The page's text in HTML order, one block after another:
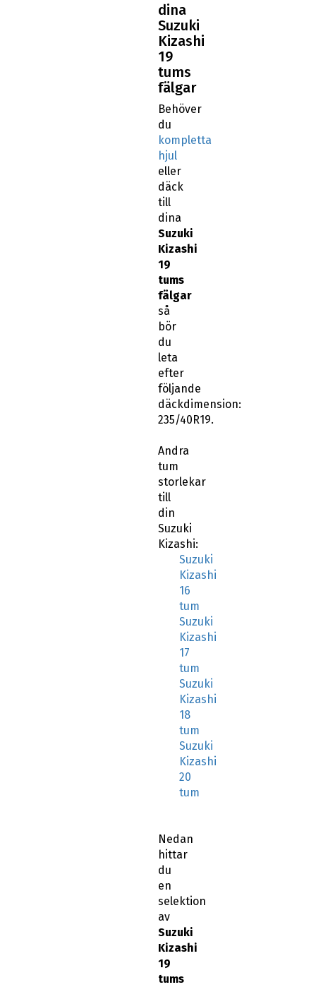
dina
Suzuki
Kizashi
19
tums
fälgar
Behöver
du
kompletta
hjul
eller
däck
till
dina
Suzuki
Kizashi
19
tums
fälgar
så
bör
du
leta
efter
följande
däckdimension:
235/40R19.
Andra
tum
storlekar
till
din
Suzuki
Kizashi:
Suzuki
Kizashi
16
tum
Suzuki
Kizashi
17
tum
Suzuki
Kizashi
18
tum
Suzuki
Kizashi
20
tum
Nedan
hittar
du
en
selektion
av
Suzuki
Kizashi
19
tums